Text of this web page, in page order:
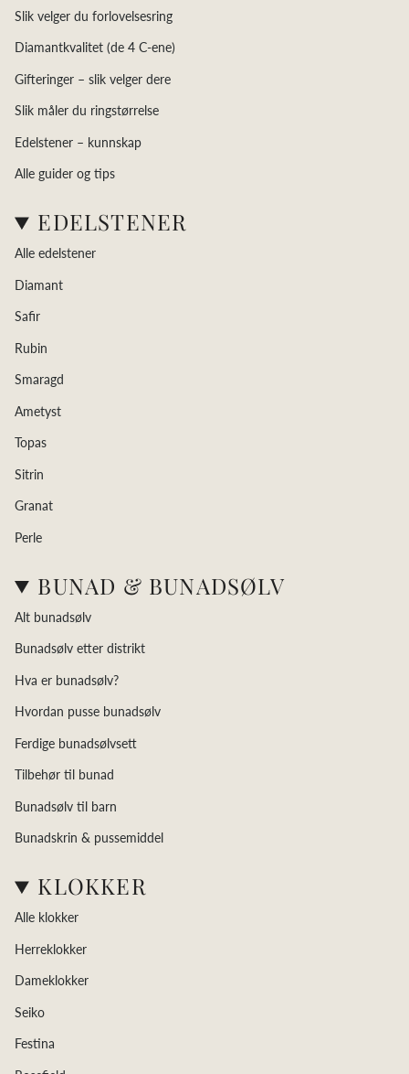
Slik velger du forlovelsesring
Diamantkvalitet (de 4 C-ene)
Gifteringer – slik velger dere
Slik måler du ringstørrelse
Edelstener – kunnskap
Alle guider og tips
EDELSTENER
Alle edelstener
Diamant
Safir
Rubin
Smaragd
Ametyst
Topas
Sitrin
Granat
Perle
BUNAD & BUNADSØLV
Alt bunadsølv
Bunadsølv etter distrikt
Hva er bunadsølv?
Hvordan pusse bunadsølv
Ferdige bunadsølvsett
Tilbehør til bunad
Bunadsølv til barn
Bunadskrin & pussemiddel
KLOKKER
Alle klokker
Herreklokker
Dameklokker
Seiko
Festina